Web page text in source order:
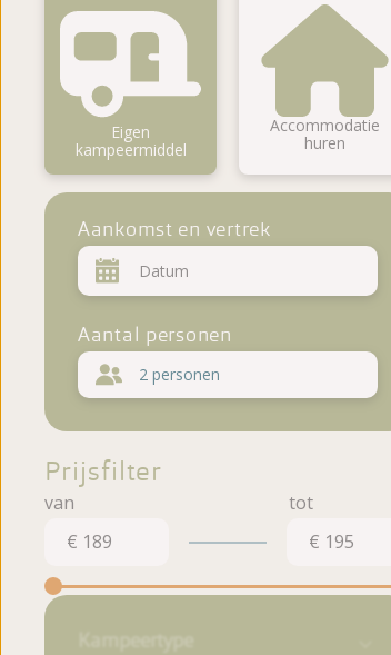
Plattegrond
Fotoalbum
Beoordelingen
Eigen
kampeermiddel
Accommodatie
huren
Aankomst en vertrek
Aantal personen
2 personen
Prijsfilter
€ 189 € 195